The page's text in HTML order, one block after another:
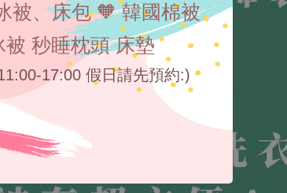
被、床包 🧡 韓國棉被
被 秒睡枕頭 床墊
17:00 假日請先預約:)